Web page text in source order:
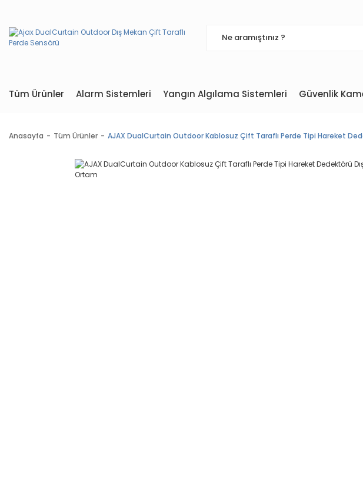
Tüm Ürünler Alarm Sistemleri Yangın Algılama Sistemleri Güvenlik
Anasayfa Tüm Ürünler AJAX DualCurtain Outdoor Kablosuz Çift Taraflı Perde Tipi Hareket